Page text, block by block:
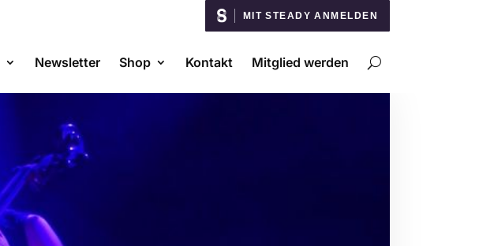
MIT STEADY ANMELDEN
Newsletter Shop Kontakt Mitglied werden